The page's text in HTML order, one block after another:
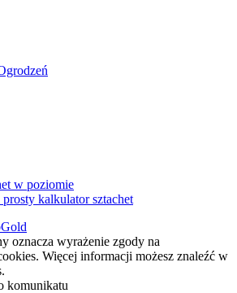
w poziomie
kalkulator sztachet
oznacza wyrażenie zgody na
Więcej informacji możesz znaleźć w
komunikatu